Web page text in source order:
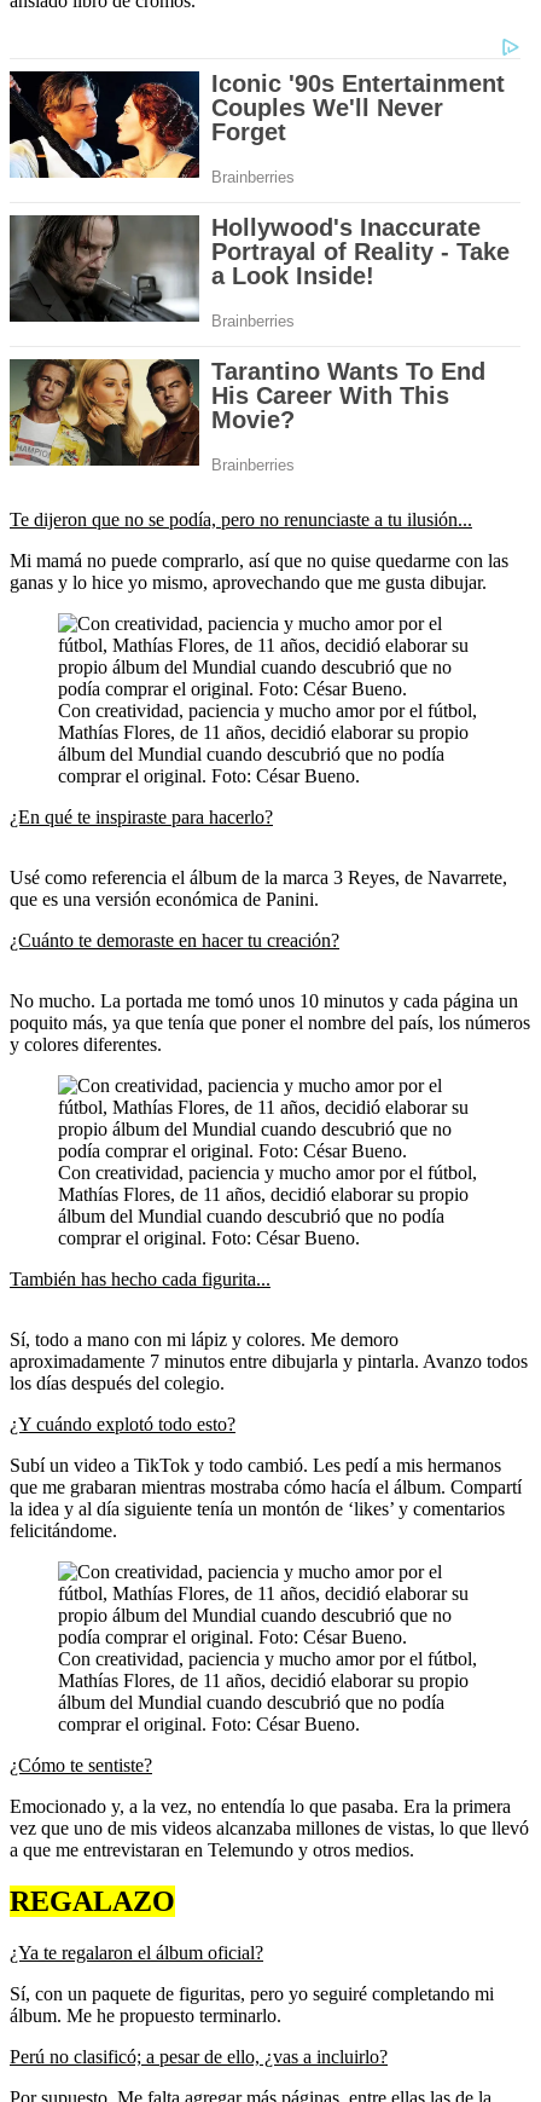
Te dijeron que no se podía, pero no renunciaste a tu ilusión...
Mi mamá no puede comprarlo, así que no quise quedarme con las
ganas y lo hice yo mismo, aprovechando que me gusta dibujar.
Con creatividad, paciencia y mucho amor por el fútbol,
Mathías Flores, de 11 años, decidió elaborar su propio
álbum del Mundial cuando descubrió que no podía
comprar el original. Foto: César Bueno.
¿En qué te inspiraste para hacerlo?
Usé como referencia el álbum de la marca 3 Reyes, de Navarrete,
que es una versión económica de Panini.
¿Cuánto te demoraste en hacer tu creación?
No mucho. La portada me tomó unos 10 minutos y cada página un
poquito más, ya que tenía que poner el nombre del país, los números
y colores diferentes.
Con creatividad, paciencia y mucho amor por el fútbol,
Mathías Flores, de 11 años, decidió elaborar su propio
álbum del Mundial cuando descubrió que no podía
comprar el original. Foto: César Bueno.
También has hecho cada figurita...
Sí, todo a mano con mi lápiz y colores. Me demoro
aproximadamente 7 minutos entre dibujarla y pintarla. Avanzo todos
los días después del colegio.
¿Y cuándo explotó todo esto?
Subí un video a TikTok y todo cambió. Les pedí a mis hermanos
que me grabaran mientras mostraba cómo hacía el álbum. Compartí
la idea y al día siguiente tenía un montón de ‘likes’ y comentarios
felicitándome.
Con creatividad, paciencia y mucho amor por el fútbol,
Mathías Flores, de 11 años, decidió elaborar su propio
álbum del Mundial cuando descubrió que no podía
comprar el original. Foto: César Bueno.
¿Cómo te sentiste?
Emocionado y, a la vez, no entendía lo que pasaba. Era la primera
vez que uno de mis videos alcanzaba millones de vistas, lo que llevó
a que me entrevistaran en Telemundo y otros medios.
REGALAZO
¿Ya te regalaron el álbum oficial?
Sí, con un paquete de figuritas, pero yo seguiré completando mi
álbum. Me he propuesto terminarlo.
Perú no clasificó; a pesar de ello, ¿vas a incluirlo?
Por supuesto. Me falta agregar más páginas, entre ellas las de la